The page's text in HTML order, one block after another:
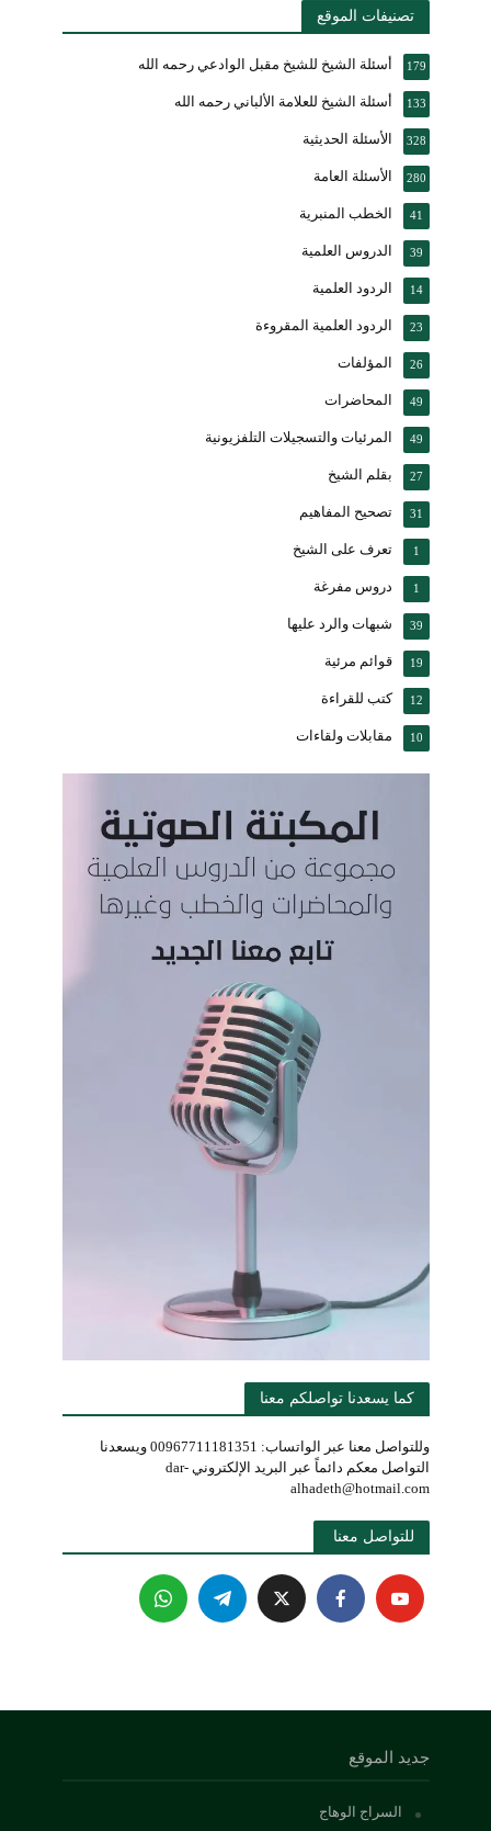
تصنيفات الموقع
أسئلة الشيخ للشيخ مقبل الوادعي رحمه الله 179
أسئلة الشيخ للعلامة الألباني رحمه الله 133
الأسئلة الحديثية 328
الأسئلة العامة 280
الخطب المنبرية 41
الدروس العلمية 39
الردود العلمية 14
الردود العلمية المقروءة 23
المؤلفات 26
المحاضرات 49
المرئيات والتسجيلات التلفزيونية 49
بقلم الشيخ 27
تصحيح المفاهيم 31
تعرف على الشيخ 1
دروس مفرغة 1
شبهات والرد عليها 39
قوائم مرئية 19
كتب للقراءة 12
مقابلات ولقاءات 10
كما يسعدنا تواصلكم معنا
وللتواصل معنا عبر الواتساب: 00967711181351 ويسعدنا
التواصل معكم دائماً عبر البريد الإلكتروني dar-
alhadeth@hotmail.com
للتواصل معنا
جديد الموقع
السراج الوهاج